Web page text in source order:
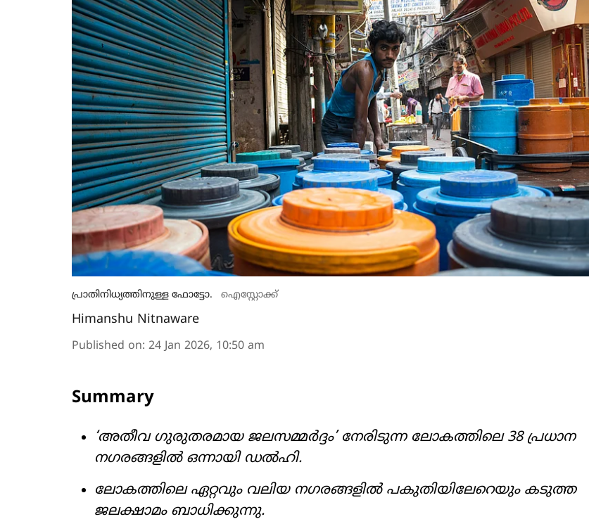
പ്രാതിനിധ്യത്തിനുള്ള ഫോട്ടോ. ഐസ്റ്റോക്ക്
Himanshu Nitnaware
Published on: 24 Jan 2026, 10:50 am
Summary
‘അതീവ ഗുരുതരമായ ജലസമ്മർദ്ദം’ നേരിടുന്ന ലോകത്തിലെ 38 പ്രധാന
നഗരങ്ങളിൽ ഒന്നായി ഡൽഹി.
ലോകത്തിലെ ഏറ്റവും വലിയ നഗരങ്ങളിൽ പകുതിയിലേറെയും കടുത്ത
ജലക്ഷാമം ബാധിക്കുന്നു.